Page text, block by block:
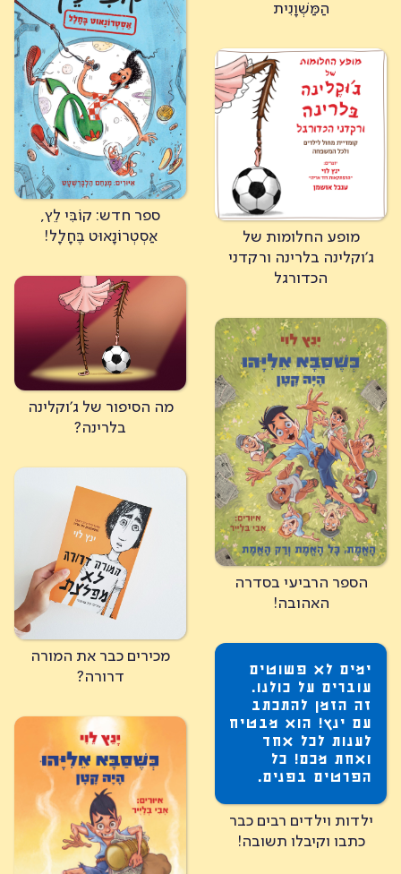
הַמַּשְׁוָנִית
ספר חדש: קוֹבִּי לֵץ,
אַסְטְרוֹנָאוּט בֶּחָלָל!
מופע החלומות של
ג'וקלינה בלרינה ורקדני
הכדורגל
מה הסיפור של ג'וקלינה
בלרינה?
הספר הרביעי בסדרה
האהובה!
מכירים כבר את המורה
דרורה?
ימים לא פשוטים
עוברים על כולנו.
זה הזמן להתכתב
עם ינץ! הוא מבטיח
לענות לכל אחד
ואחת מכם! כל
הפרטים בפנים.
ילדות וילדים רבים כבר
כתבו וקיבלו תשובה!